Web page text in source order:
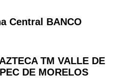
Central BANCO
TM VALLE DE
DE MORELOS